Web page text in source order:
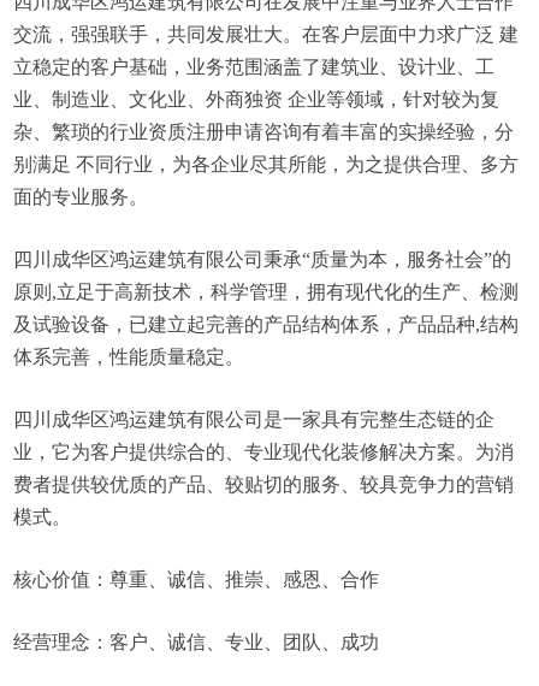
交流，强强联手，共同发展壮大。在客户层面中力求广泛 建
立稳定的客户基础，业务范围涵盖了建筑业、设计业、工
业、制造业、文化业、外商独资 企业等领域，针对较为复
杂、繁琐的行业资质注册申请咨询有着丰富的实操经验，分
别满足 不同行业，为各企业尽其所能，为之提供合理、多方
面的专业服务。
四川成华区鸿运建筑有限公司秉承“质量为本，服务社会”的
原则,立足于高新技术，科学管理，拥有现代化的生产、检测
及试验设备，已建立起完善的产品结构体系，产品品种,结构
体系完善，性能质量稳定。
四川成华区鸿运建筑有限公司是一家具有完整生态链的企
业，它为客户提供综合的、专业现代化装修解决方案。为消
费者提供较优质的产品、较贴切的服务、较具竞争力的营销
模式。
核心价值：尊重、诚信、推崇、感恩、合作
经营理念：客户、诚信、专业、团队、成功